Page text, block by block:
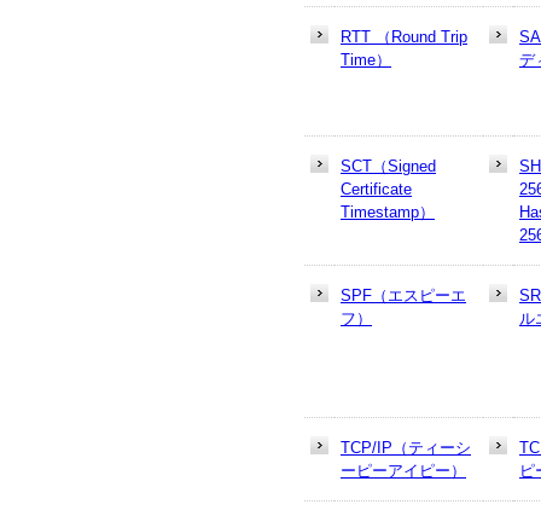
RTT （Round Trip
Time）
デ
SCT（Signed
Certificate
Timestamp）
SPF（エスピーエ
フ）
ル
TCP/IP（ティーシ
ーピーアイピー）
ピ